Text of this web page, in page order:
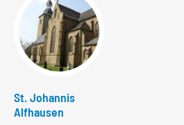
St. Johannis
Alfhausen